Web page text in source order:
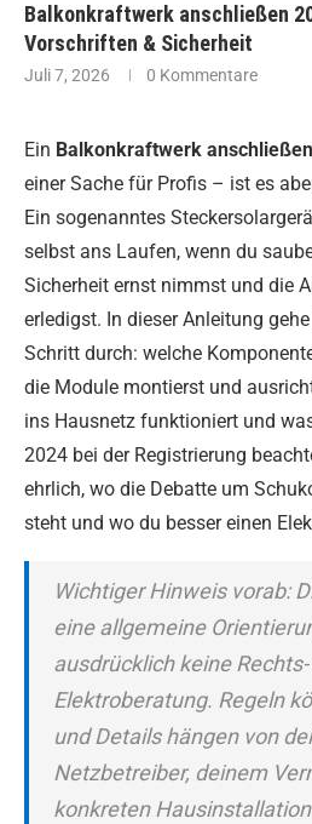
Balkonkraftwerk anschließen
Vorschriften & Sicherheit
Juli 7, 2026 0 Kommentare
Ein Balkonkraftwerk anschließen
einer Sache für Profis – ist es
Ein sogenanntes
selbst ans Laufen, wenn du
Sicherheit ernst nimmst und die
erledigst. In dieser Anleitung
Schritt durch: welche
die Module montierst und
ins Hausnetz funktioniert und
2024 bei der Registrierung
ehrlich, wo die Debatte um
steht und wo du besser einen
Wichtiger Hinweis vorab:
eine allgemeine
ausdrücklich keine
Elektroberatung. Regeln
und Details hängen von
Netzbetreiber, deinem
konkreten